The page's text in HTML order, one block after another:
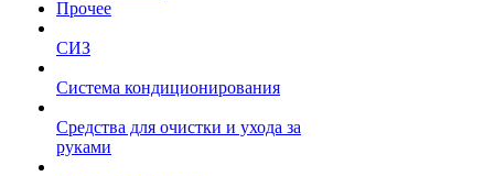
Прочее
СИЗ
Система кондиционирования
Средства для очистки и ухода за
руками